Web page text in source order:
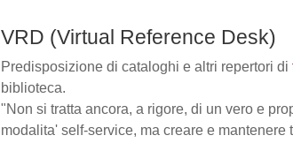
VRD (Virtual Reference Desk)
Predisposizione di cataloghi e altri repertori di
biblioteca.
"Non si tratta ancora, a rigore, di un vero e
modalita' self-service, ma creare e